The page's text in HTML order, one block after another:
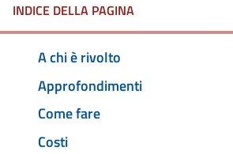
INDICE DELLA PAGINA
A chi è rivolto
Approfondimenti
Come fare
Costi